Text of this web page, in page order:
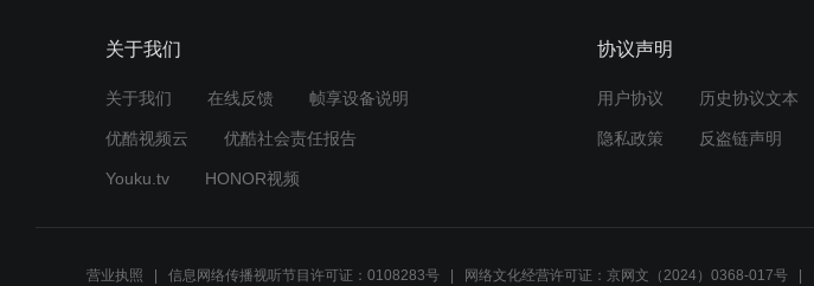
关于我们
关于我们 在线反馈 帧享设备说明
优酷视频云 优酷社会责任报告
Youku.tv HONOR视频
协议声明
用户协议 历史协议文本
隐私政策 反盗链声明
营业执照 信息网络传播视听节目许可证：0108283号 网络文化经营许可证：京网文（2024）0368-017号